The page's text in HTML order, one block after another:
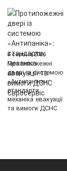
8 серпня 2026
Протипожежні
двері із системою
«Антипаніка»:
стандарти,
механіка евакуації
та вимоги ДСНС